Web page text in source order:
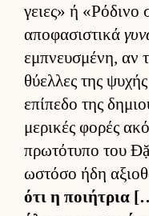
γειες» ή «Ρόδινο
αποφασιστικά
εμπνευ­σμένη, αν
θύελ­λες της
επίπεδο της
μερικές φορές
πρωτότυπο του
ωστόσο ήδη
ότι η ποι­ήτρια